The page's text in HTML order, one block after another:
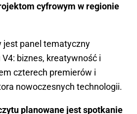
cyfrowym w regionie
jest panel tematyczny
V4: biznes, kreatywność i
czterech premierów i
nowoczesnych technologii.
planowane jest spotkanie